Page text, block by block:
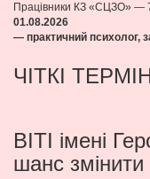
Працівники КЗ
01.08.2026
— практичний психолог,
ЧІТКІ
ВІТІ імені
шанс